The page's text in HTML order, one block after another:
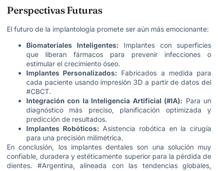
Perspectivas Futuras
El futuro de la implantología promete ser aún más emocionante:
Biomateriales Inteligentes: Implantes con superficies
que liberan fármacos para prevenir infecciones o
estimular el crecimiento óseo.
Implantes Personalizados: Fabricados a medida para
cada paciente usando impresión 3D a partir de datos del
#CBCT.
Integración con la Inteligencia Artificial (#IA): Para un
diagnóstico más preciso, planificación optimizada y
predicción de resultados.
Implantes Robóticos: Asistencia robótica en la cirugía
para una precisión milimétrica.
En conclusión, los implantes dentales son una solución muy
confiable, duradera y estéticamente superior para la pérdida de
dientes. #Argentina, alineada con las tendencias globales,